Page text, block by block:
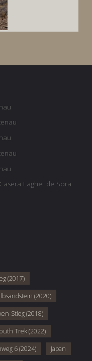
Laghet de Sora
(2017)
(2020)
Stieg (2018)
Trek (2022)
6 (2024) Japan